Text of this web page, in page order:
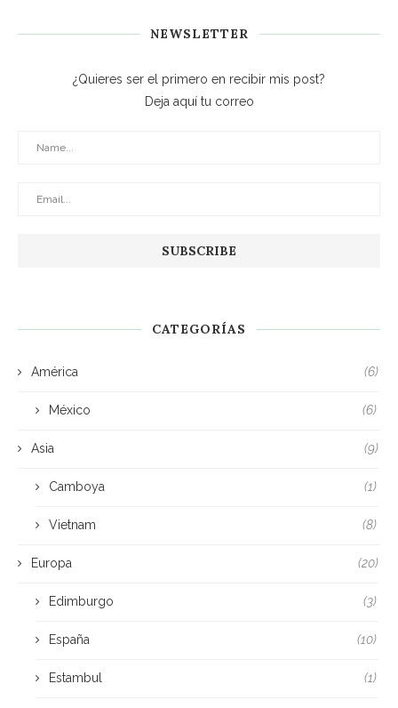
NEWSLETTER
¿Quieres ser el primero en recibir mis post?
Deja aquí tu correo
CATEGORÍAS
América (6)
México (6)
Asia (9)
Camboya (1)
Vietnam (8)
Europa (20)
Edimburgo (3)
España (10)
Estambul (1)